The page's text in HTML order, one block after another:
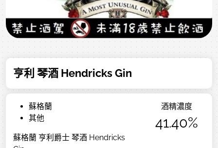
亨利 琴酒 Hendricks Gin
蘇格蘭
其他
蘇格蘭 亨利爵士 琴酒 Hendricks
酒精濃度
41.40%